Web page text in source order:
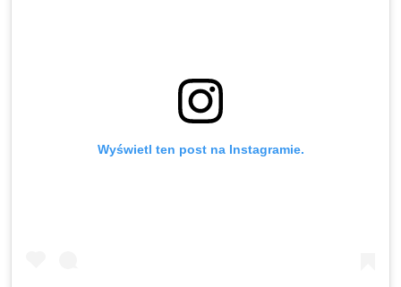
Wyświetl ten post na Instagramie.